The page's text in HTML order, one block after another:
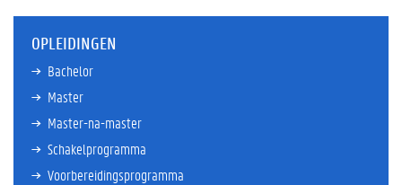
OPLEIDINGEN
Bachelor
Master
Master-na-master
Schakelprogramma
Voorbereidingsprogramma